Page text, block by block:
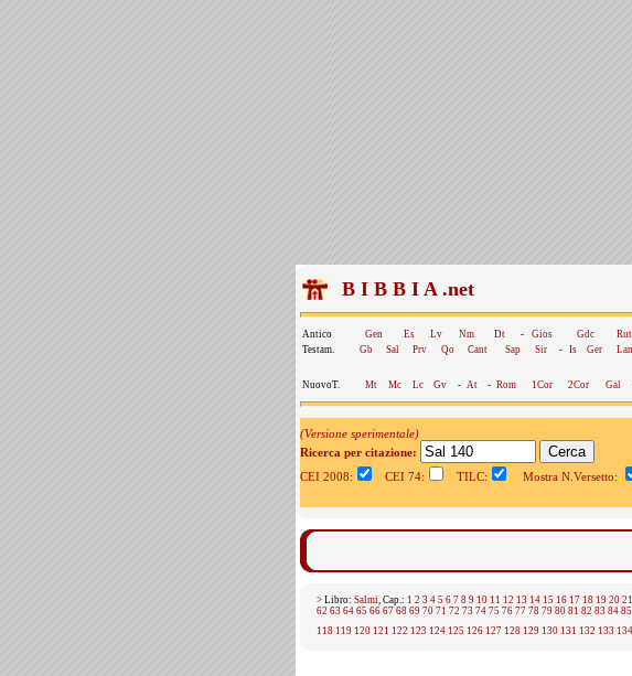
B I B B I A .net
Antico Gen Es Lv Nm Dt - Gios Gdc Rut
Testam.
Gb Sal Prv Qo Cant Sap Sir - Is Ger
NuovoT. Mt Mc Lc Gv - At - Rom 1Cor 2Cor Gal
(Versione sperimentale)
Ricerca per citazione:
CEI 2008:
CEI 74: TILC: Mostra N.Versetto:
> Libro: Salmi, Cap.: 1 2 3 4 5 6 7 8 9 10 11 12 13 14 15 16 17 18 19 20 21
62 63 64 65 66 67 68 69 70 71 72 73 74 75 76 77 78 79 80 81 82 83 84 85
118 119 120 121 122 123 124 125 126 127 128 129 130 131 132 133 134